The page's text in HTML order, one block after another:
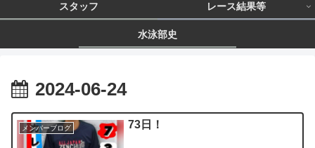
スタッフ レース結果等
水泳部史
2024-06-24
メンバーブログ 73日！